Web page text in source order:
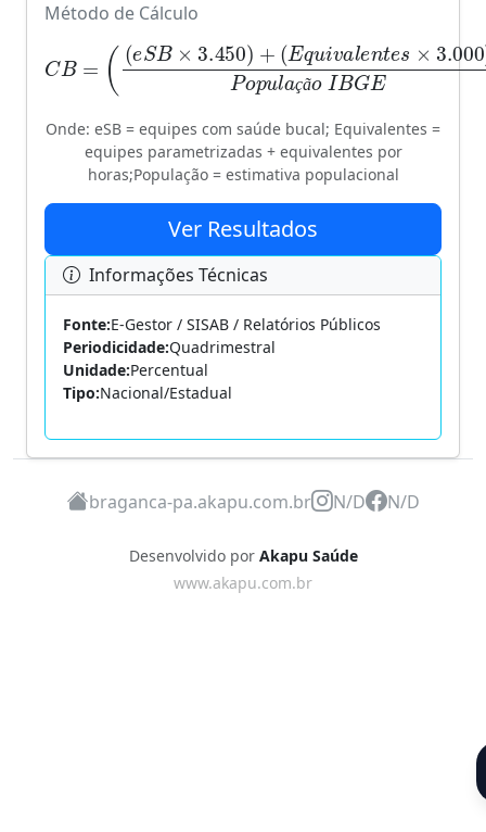
Método de Cálculo
çã
CB= (( eSB× 3.450)+
a entes × 3.000)P o pulação IBGE ×
100
Onde: eSB = equipes com saúde bucal; Equivalentes =
equipes parametrizadas + equivalentes por
horas;População = estimativa populacional
Ver Resultados
Informações Técnicas
Fonte:E-Gestor / SISAB / Relatórios Públicos
Periodicidade:Quadrimestral
Unidade:Percentual
Tipo:Nacional/Estadual
braganca-pa.akapu.com.br N/D N/D
Desenvolvido por Akapu Saúde
www.akapu.com.br